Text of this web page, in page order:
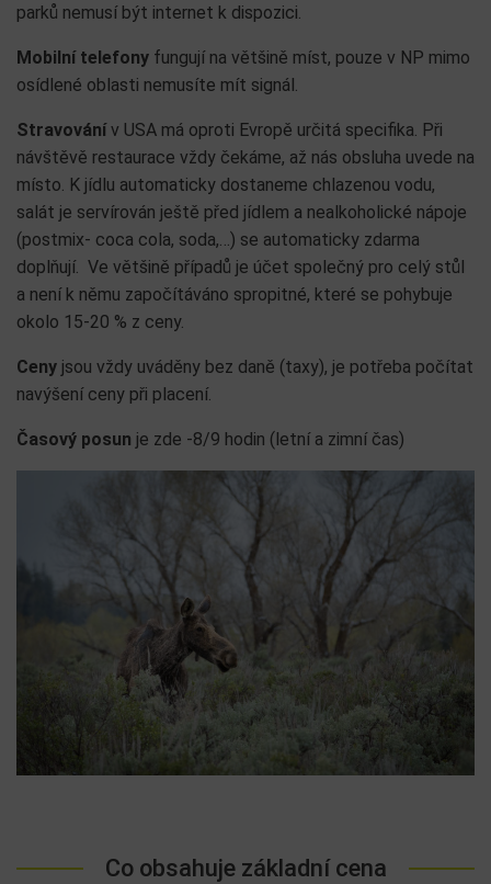
parků nemusí být internet k dispozici.
Mobilní telefony fungují na většině míst, pouze v NP mimo
osídlené oblasti nemusíte mít signál.
Stravovánív USA má oproti Evropě určitá specifika. Při
návštěvě restaurace vždy čekáme, až nás obsluha uvede na
místo. K jídlu automaticky dostaneme chlazenou vodu,
salát je servírován ještě před jídlem a nealkoholické nápoje
(postmix- coca cola, soda,…) se automaticky zdarma
doplňují. Ve většině případů je účet společný pro celý stůl
a není k němu započítáváno spropitné, které se pohybuje
okolo 15-20 % z ceny.
Ceny jsou vždy uváděny bez daně (taxy), je potřeba počítat
navýšení ceny při placení.
Časový posun je zde -8/9 hodin (letní a zimní čas)
Co obsahuje základní cena